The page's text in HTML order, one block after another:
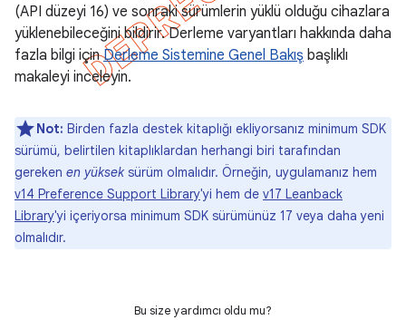
(API düzeyi 16) ve sonraki sürümlerin yüklü olduğu cihazlara
yüklenebileceğini bildirir. Derleme varyantları hakkında daha
fazla bilgi içinDerleme Sistemine Genel Bakış başlıklı
makaleyi inceleyin.
Not: Birden fazla destek kitaplığı ekliyorsanız minimum SDK
sürümü, belirtilen kitaplıklardan herhangi biri tarafından
gereken en yüksek sürüm olmalıdır. Örneğin, uygulamanız hem
v14 Preference Support Library'yi hem de v17 Leanback
Library'yi içeriyorsa minimum SDK sürümünüz 17 veya daha yeni
olmalıdır.
Bu size yardımcı oldu mu?